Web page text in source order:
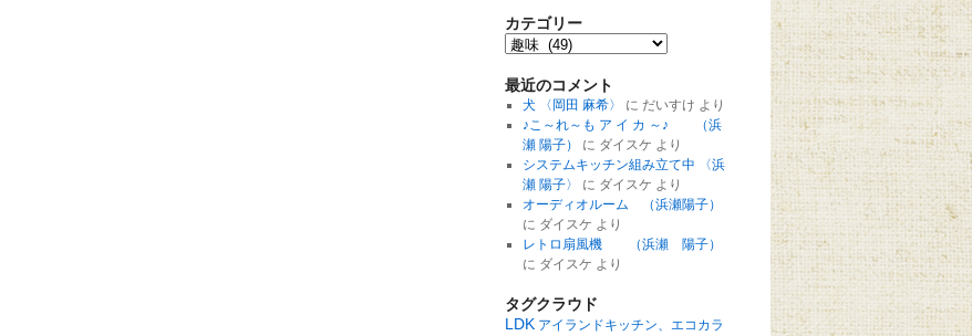
カテゴリー
最近のコメント
犬 〈岡田 麻希〉 に だいすけ より
♪こ～れ～も ア イ カ ～♪ （浜
瀬 陽子）
に ダイスケ より
システムキッチン組み立て中 〈浜
瀬 陽子〉
に ダイスケ より
オーディオルーム （浜瀬陽子）
に ダイスケ より
レトロ扇風機 （浜瀬 陽子）
に ダイスケ より
タグクラウド
LDK アイランドキッチン、エコカラ